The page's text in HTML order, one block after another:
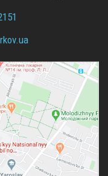
ua